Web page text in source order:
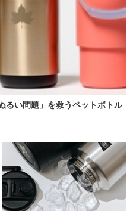
るい問題」を救うペットボトル